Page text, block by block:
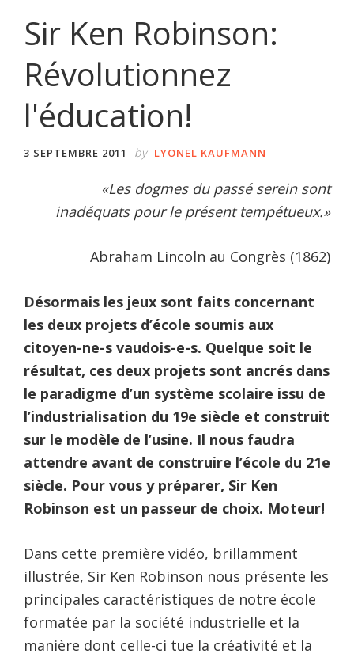
Sir Ken Robinson:
Révolutionnez
l'éducation!
3 SEPTEMBRE 2011 by LYONEL KAUFMANN
«Les dogmes du passé serein sont
inadéquats pour le présent tempétueux.»
Abraham Lincoln au Congrès (1862)
Désormais les jeux sont faits concernant
les deux projets d’école soumis aux
citoyen-ne-s vaudois-e-s. Quelque soit le
résultat, ces deux projets sont ancrés dans
le paradigme d’un système scolaire issu de
l’industrialisation du 19e siècle et construit
sur le modèle de l’usine. Il nous faudra
attendre avant de construire l’école du 21e
siècle. Pour vous y préparer, Sir Ken
Robinson est un passeur de choix. Moteur!
Dans cette première vidéo, brillamment
illustrée, Sir Ken Robinson nous présente les
principales caractéristiques de notre école
formatée par la société industrielle et la
manière dont celle-ci tue la créativité et la